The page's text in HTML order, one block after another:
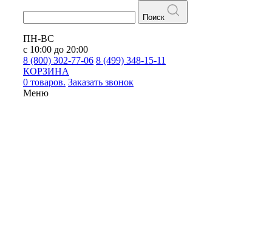
Поиск
ПН-ВС
с 10:00 до 20:00
8 (800) 302-77-06 8 (499) 348-15-11
КОРЗИНА
0 товаров. Заказать звонок
Меню